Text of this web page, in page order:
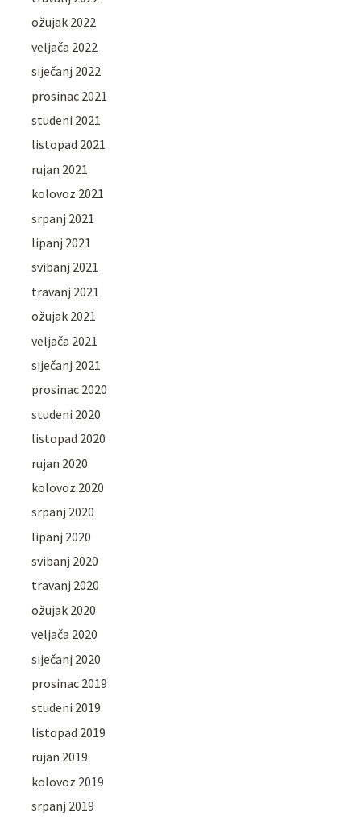
ožujak 2022
veljača 2022
siječanj 2022
prosinac 2021
studeni 2021
listopad 2021
rujan 2021
kolovoz 2021
srpanj 2021
lipanj 2021
svibanj 2021
travanj 2021
ožujak 2021
veljača 2021
siječanj 2021
prosinac 2020
studeni 2020
listopad 2020
rujan 2020
kolovoz 2020
srpanj 2020
lipanj 2020
svibanj 2020
travanj 2020
ožujak 2020
veljača 2020
siječanj 2020
prosinac 2019
studeni 2019
listopad 2019
rujan 2019
kolovoz 2019
srpanj 2019